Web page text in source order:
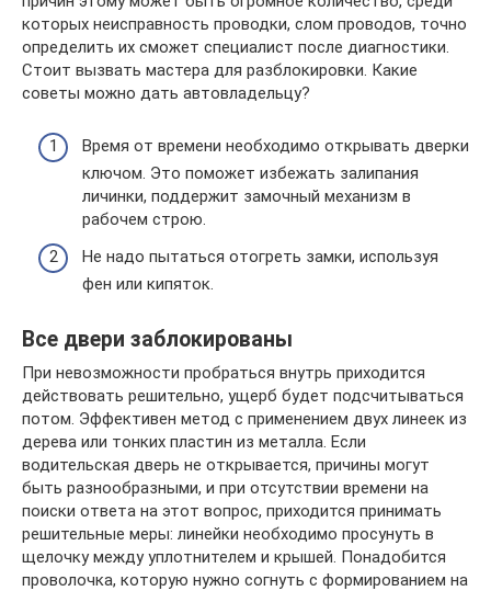
которых неисправность проводки, слом проводов, точно
определить их сможет специалист после диагностики.
Стоит вызвать мастера для разблокировки. Какие
советы можно дать автовладельцу?
Время от времени необходимо открывать дверки
ключом. Это поможет избежать залипания
личинки, поддержит замочный механизм в
рабочем строю.
Не надо пытаться отогреть замки, используя
фен или кипяток.
Все двери заблокированы
При невозможности пробраться внутрь приходится
действовать решительно, ущерб будет подсчитываться
потом. Эффективен метод с применением двух линеек из
дерева или тонких пластин из металла. Если
водительская дверь не открывается, причины могут
быть разнообразными, и при отсутствии времени на
поиски ответа на этот вопрос, приходится принимать
решительные меры: линейки необходимо просунуть в
щелочку между уплотнителем и крышей. Понадобится
проволочка, которую нужно согнуть с формированием на